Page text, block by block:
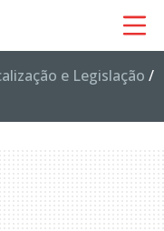
e Legislação /